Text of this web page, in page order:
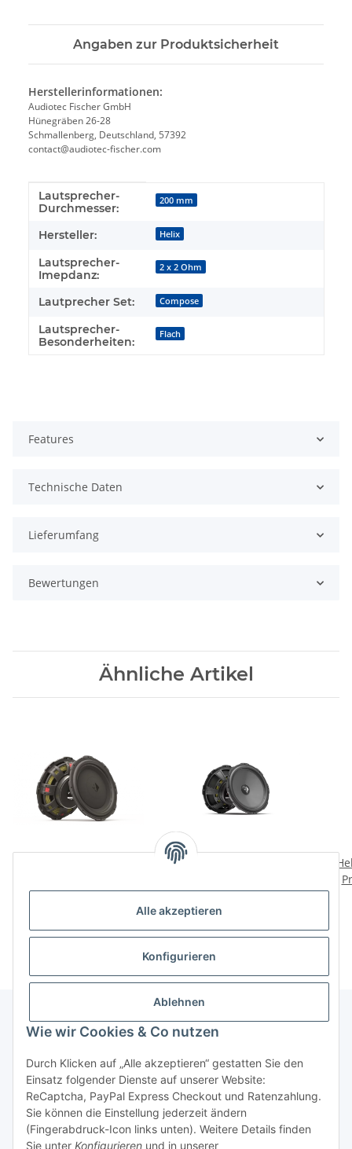
Alle akzeptieren
Konfigurieren
Ablehnen
Wie wir Cookies & Co nutzen
Durch Klicken auf „Alle akzeptieren“ gestatten Sie den
Einsatz folgender Dienste auf unserer Website:
ReCaptcha, PayPal Express Checkout und Ratenzahlung.
Sie können die Einstellung jederzeit ändern
(Fingerabdruck-Icon links unten). Weitere Details finden
Sie unter Konfigurieren und in unserer
Angaben zur Produktsicherheit
Herstellerinformationen:
Audiotec Fischer GmbH
Hünegräben 26-28
Schmallenberg, Deutschland, 57392
contact@audiotec-fischer.com
Produkteigenschaft
Wert
Lautsprecher-
Durchmesser:
200 mm
Hersteller: Helix
Lautsprecher-
Imepdanz:
2 x 2 Ohm
Lautprecher Set: Compose
Lautsprecher-
Besonderheiten:
Flach
Features
Technische Daten
Lieferumfang
Bewertungen
Ähnliche Artikel
299,00 €*
Helix Ci3 W200FM-S3
199,00 €*
Gesetzliche Informationen